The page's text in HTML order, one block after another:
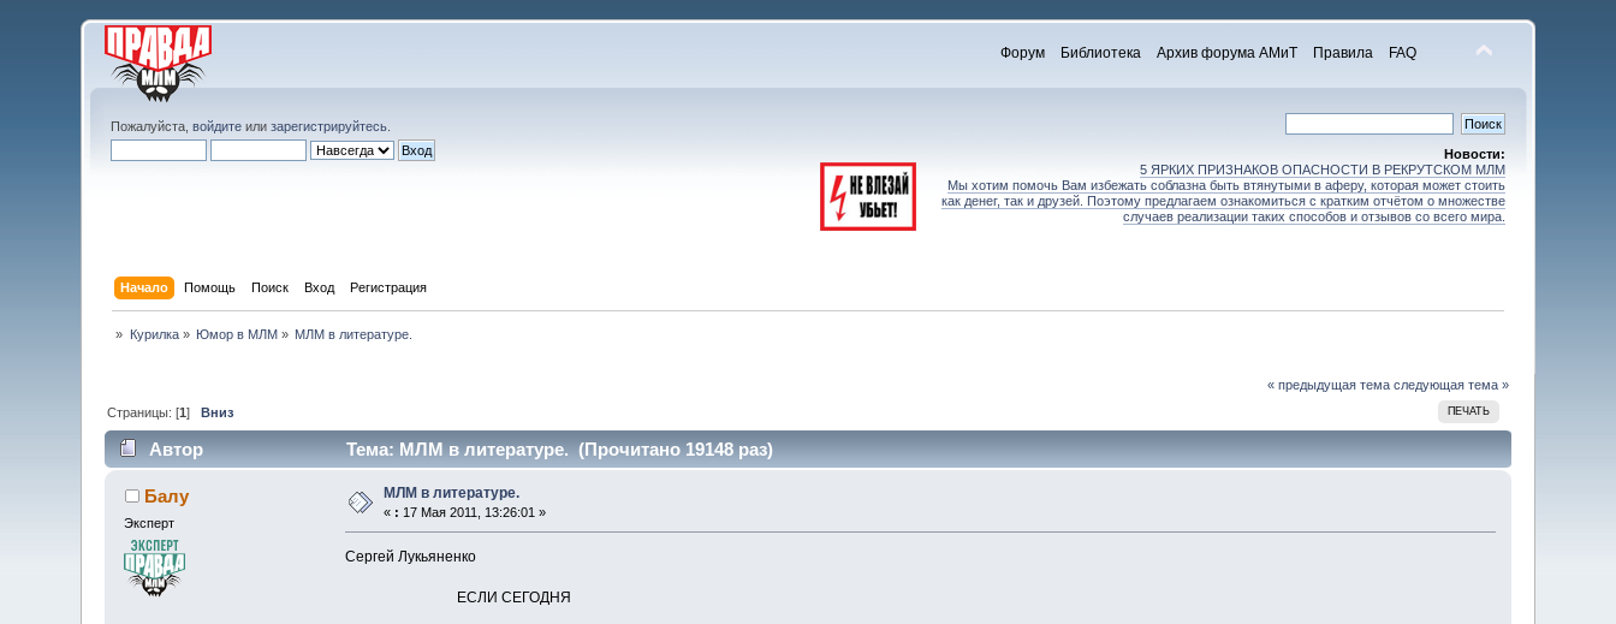
Форум Библиотека Архив форума АМиТ Правила FAQ
Пожалуйста,войдите илизарегистрируйтесь
Новости:
5 ЯРКИХ ПРИЗНАКОВ ОПАСНОСТИ В РЕКРУТСКОМ МЛМ
Мы хотим помочь Вам избежать соблазна быть втянутыми в аферу, которая может стоить
как денег, так и друзей. Поэтому предлагаем ознакомиться с кратким отчётом о множестве
случаев реализации таких способов и отзывов со всего мира.
Начало Помощь Поиск Вход Регистрация
» Курилка» Юмор в МЛМ » МЛМ в литературе.
« предыдущая тема следующая тема »
ПЕЧАТЬ
Страницы: [1]Вниз
Автор Тема: МЛМ в литературе. (Прочитано 19148 раз)
Балу
Эксперт
МЛМ в литературе.
« : 17 Мая 2011, 13:26:01 »
Сергей Лукьяненко
ЕСЛИ СЕГОДНЯ